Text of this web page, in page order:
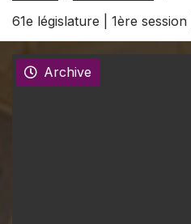
61e législature | 1ère
Archive